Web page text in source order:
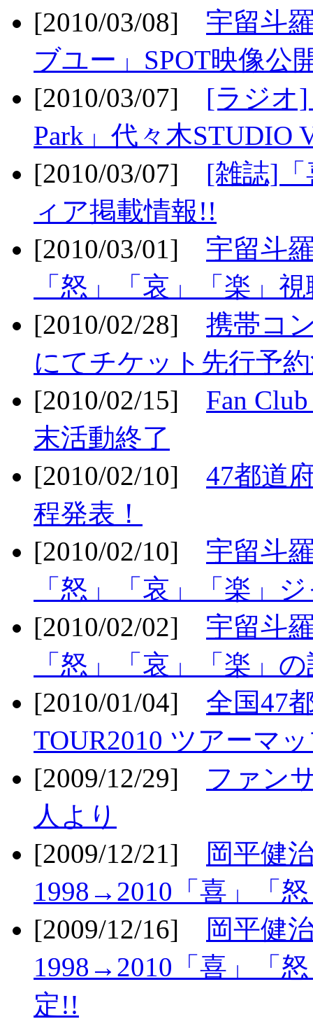
[2010/03/08] 宇留斗
ブユー」SPOT映像公
[2010/03/07] [ラジオ]
Park」代々木STUDIO
[2010/03/07] [雑誌]「
ィア掲載情報!!
[2010/03/01] 宇留斗
「怒」「哀」「楽」
[2010/02/28] 携帯コ
にてチケット先行予
[2010/02/15] Fan
末活動終了
[2010/02/10] 47都道
程発表！
[2010/02/10] 宇留斗
「怒」「哀」「楽」
[2010/02/02] 宇留斗
「怒」「哀」「楽」
[2010/01/04] 全国47
TOUR2010 ツアーマ
[2009/12/29] ファン
人より
[2009/12/21]
岡平健
1998→2010「喜」「
[2009/12/16]
岡平健
1998→2010「喜」「
定!!